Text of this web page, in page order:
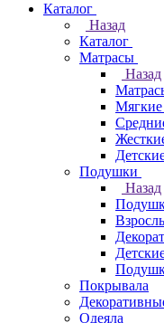
Каталог
Назад
Каталог
Матрасы
Назад
Мягкие
Подушки
Назад
Покрывала
Одеяла